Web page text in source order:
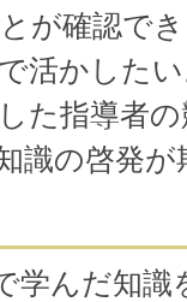
が確認で
活かした
た指導者
識の啓発
学んだ知識